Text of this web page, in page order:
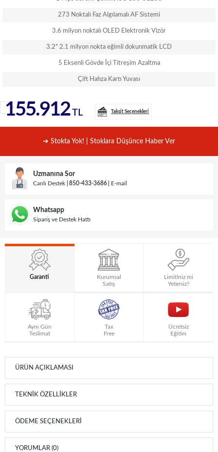
273 Noktalı Faz Algılamalı AF Sistemi
3.6 milyon noktalı OLED Elektronik Vizör
3.2" 2.1 milyon nokta eğimli dokunmatik LCD
5 Eksenli Gövde İçi Titreşim Azaltma
Çift Hafıza Kartı Yuvası
155.912TL Taksit Seçenekleri
➜ Stokta Yok! | Stoklara Düşünce Haber Ver
Uzmanına Sor
Canlı Destek 850-433-3686 E-mail
Whatsapp
Sipariş ve Destek Hattı
Garanti
Kurumsal
Satış
Limitiniz mi
Yetersiz?
Aynı Gün
Teslimat
Tax
Free
Ücretsiz
Eğitim
ÜRÜN AÇIKLAMASI
TEKNIK ÖZELLIKLER
ÖDEME SEÇENEKLERI
YORUMLAR (0)